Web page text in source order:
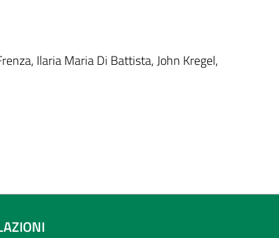
Ilaria Maria Di Battista, John Kregel,